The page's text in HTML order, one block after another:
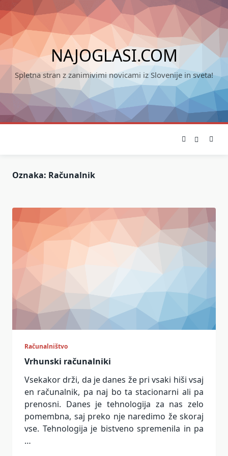
Skip
to
content
NAJOGLASI.COM
Spletna stran z zanimivimi novicami iz Slovenije in sveta!
Oznaka: Računalnik
Računalništvo
Vrhunski računalniki
Vsekakor drži, da je danes že pri vsaki hiši vsaj
en računalnik, pa naj bo ta stacionarni ali pa
prenosni. Danes je tehnologija za nas zelo
pomembna, saj preko nje naredimo že skoraj
vse. Tehnologija je bistveno spremenila in pa
…